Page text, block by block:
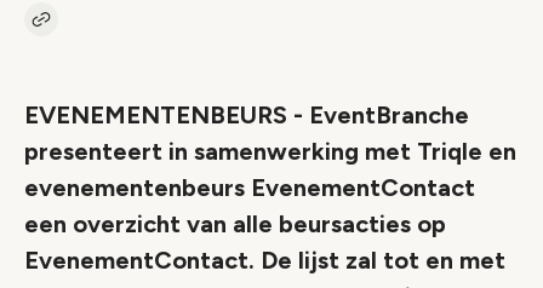
Kopieer link naar artikel
EVENEMENTENBEURS - EventBranche
presenteert in samenwerking met Triqle en
evenementenbeurs EvenementContact
een overzicht van alle beursacties op
EvenementContact. De lijst zal tot en met